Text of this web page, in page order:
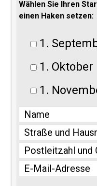
Wählen Sie Ihren
einen Haken setzen:
1.
1. Oktober
1.